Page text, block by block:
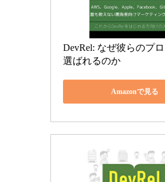
DevRel: なぜ彼らのプ
選ばれるのか
Amazonで見る